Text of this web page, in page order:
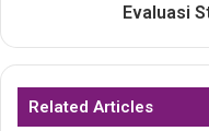
Evaluasi
Related Articles